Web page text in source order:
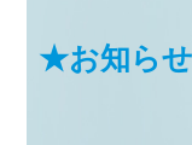
★お知らせ